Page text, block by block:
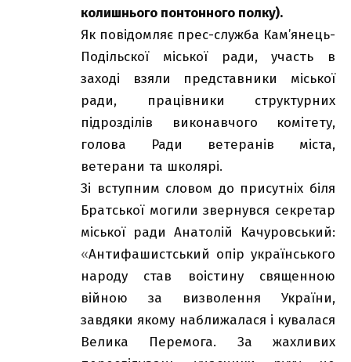
колишнього понтонного полку).
Як повідомляє прес-служба Кам’янець-
Подільскої міської ради, участь в
заході взяли представники міської
ради, працівники структурних
підрозділів виконавчого комітету,
голова Ради ветеранів міста,
ветерани та школярі.
Зі вступним словом до присутніх біля
Братської могили звернувся секретар
міської ради Анатолій Качуровський:
«Антифашистський опір українського
народу став воістину священною
війною за визволення України,
завдяки якому наближалася і кувалася
Велика Перемога. За жахливих